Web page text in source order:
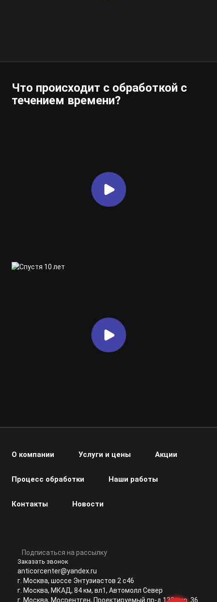
Что происходит с обработкой с
течением времени?
О компании Услуги и цены Акции
Процесс обработки Наши работы
Контакты Новости
Подписаться на рассылку
Заказать звонок
anticorcenter@yandex.ru
г. Москва, шоссе Энтузиастов 2 с46
г. Москва, МКАД, 84 км, вл1, Автомолл Север
г. Москва, Мосрентген, Проектируемый пр-д 133 стр. 36